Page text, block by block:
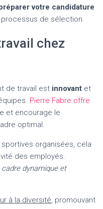
votre candidature
de sélection.
chez
de travail est innovant et
Pierre Fabre offre
et encourage le
optimal.
organisées, cela
des employés.
cadre dynamique et
à la diversité, promouvant